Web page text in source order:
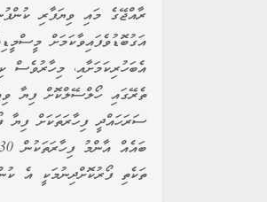
ރާއްޖޭގެ މައި ވިޔަފާރި
އަގުބޮޑުވެފައިވާކަމަށް
ތެރޭގައި ހޯލްސޭލްކޮށް ފިޔާ
ސަރަހައްދީ ފިހާރަތަކަށް ފިޔާ
ތަކެތި ފޯރުކޮށްދިނުމަކީ އެ